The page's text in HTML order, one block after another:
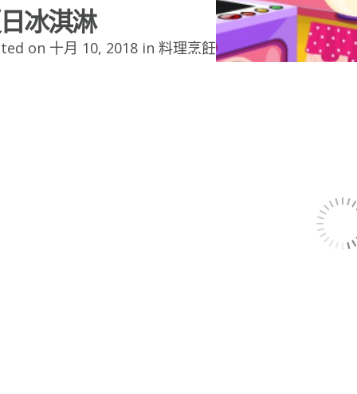
冰淇淋
on 十月 10, 2018 in 料理烹飪